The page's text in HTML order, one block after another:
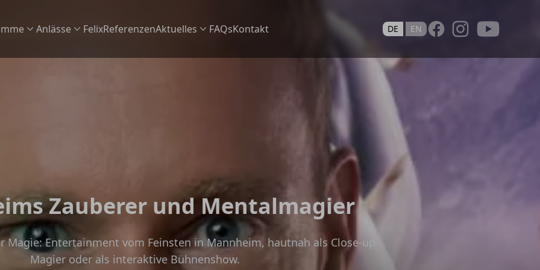
im Überblick
Zauberei
Anlässe
Feier zu einem unvergesslichen Event
für Ihre Location
die Gastro oder Zauberei auf See,
FelixReferenzenAktuelles FAQsKontakt DE EN Youtube
Zauberer und Mentalmagier
Magie: Entertainment vom Feinsten in Mannheim, hautnah als Close-up-
Magier oder als interaktive Bühnenshow.